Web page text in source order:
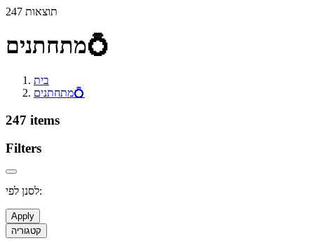
247 תוצאות
מתחתנים💍
בית
מתחתנים💍
247 items
Filters
לסנן לפי:
Apply
קטגוריה